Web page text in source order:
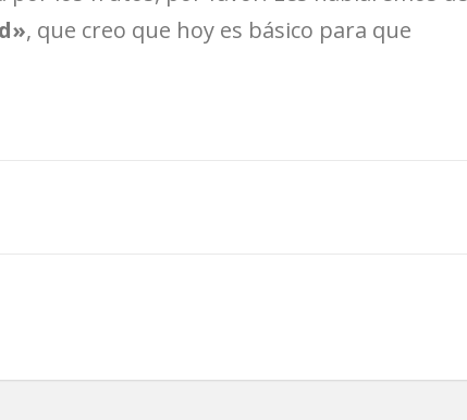
, que creo que hoy es básico para que